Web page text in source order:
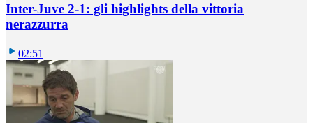
Inter-Juve 2-1: gli highlights della vittoria
nerazzurra
02:51